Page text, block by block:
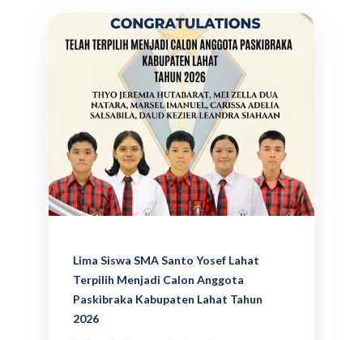
Lima Siswa SMA Santo Yosef Lahat
Terpilih Menjadi Calon Anggota
Paskibraka Kabupaten Lahat Tahun
2026